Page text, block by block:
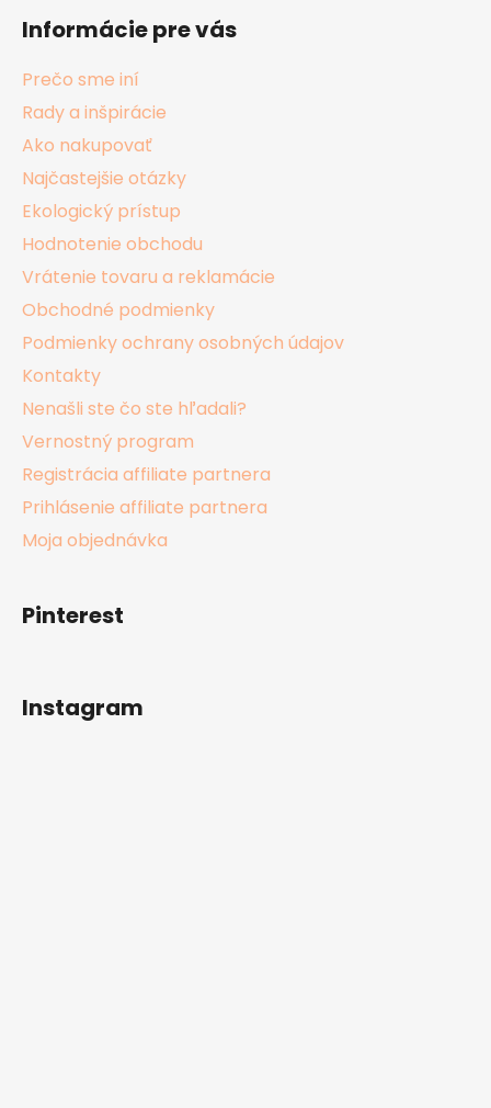
Informácie pre vás
Prečo sme iní
Rady a inšpirácie
Ako nakupovať
Najčastejšie otázky
Ekologický prístup
Hodnotenie obchodu
Vrátenie tovaru a reklamácie
Obchodné podmienky
Podmienky ochrany osobných údajov
Kontakty
Nenašli ste čo ste hľadali?
Vernostný program
Registrácia affiliate partnera
Prihlásenie affiliate partnera
Moja objednávka
Pinterest
Instagram